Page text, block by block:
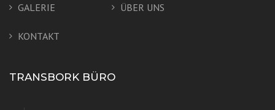
GALERIE ÜBER UNS
KONTAKT
TRANSBORK BÜRO